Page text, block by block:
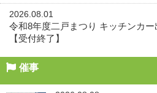
2026.08.01
令和8年度二戸まつり キッチンカ
【受付終了】
催事